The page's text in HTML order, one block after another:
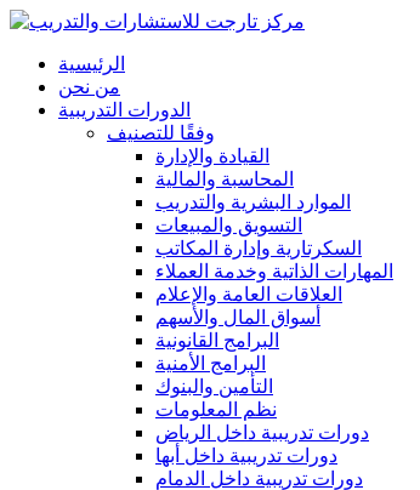
الرئيسية
من نحن
الدورات التدريبية
وفقًا للتصنيف
القيادة والإدارة
المحاسبة والمالية
الموارد البشرية والتدريب
التسويق والمبيعات
السكرتارية وإدارة المكاتب
المهارات الذاتية وخدمة العملاء
العلاقات العامة والإعلام
أسواق المال والأسهم
البرامج القانونية
البرامج الأمنية
التأمين والبنوك
نظم المعلومات
دورات تدريبية داخل الرياض
دورات تدريبية داخل أبها
دورات تدريبية داخل الدمام